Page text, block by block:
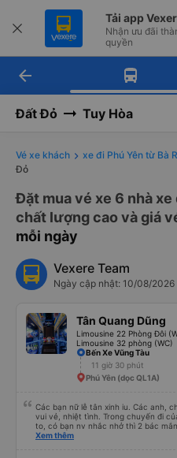
Tải app
Nhận ưu đãi
quyền
Tải app Vexere
-30k/ghế khi
arrow_back
Đất Đỏ Tuy Hòa
Vé xe khách xe đi Phú Yên từ Bà
Đỏ
Đặt mua vé xe 6 nhà
chất lượng cao và giá
mỗi ngày
Vexere Team
Ngày cập nhật: 10/08/2026
Tân Quang Dũng
Limousine 22 Phòng Đôi
Limousine 32 phòng (WC)
Bến Xe Vũng Tàu
11 giờ 30 phút
Phú Yên (dọc QL1A)
Các bạn nữ lễ tân xinh iu. Các anh,
vui vẻ, nhiệt tình. Trong chuyến đi của mình có 2 gia đình bác lớn tuổi nc khá
to, có bạn nv nhắc nhở thì 2 bác
xấu thì mình ngược lại nha. Bạn ấy
Xem thêm